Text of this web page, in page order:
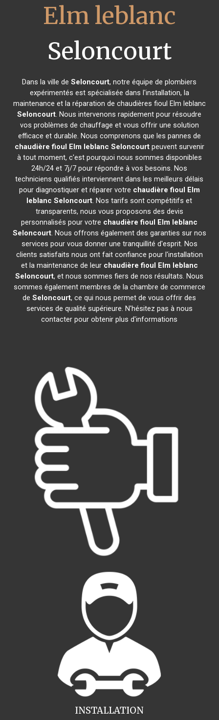
Elm leblanc
Seloncourt
Dans la ville deSeloncourt, notre équipe de plombiers
expérimentés est spécialisée dans l'installation, la
maintenance et la réparation de chaudières fioul Elm leblanc
Seloncourt. Nous intervenons rapidement pour résoudre
vos problèmes de chauffage et vous offrir une solution
efficace et durable. Nous comprenons que les pannes de
chaudière fioul Elm leblanc Seloncourtpeuvent survenir
à tout moment, c'est pourquoi nous sommes disponibles
24h/24 et 7j/7 pour répondre à vos besoins. Nos
techniciens qualifiés interviennent dans les meilleurs délais
pour diagnostiquer et réparer votre chaudière fioul Elm
leblanc Seloncourt. Nos tarifs sont compétitifs et
transparents, nous vous proposons des devis
personnalisés pour votre chaudière fioul Elm leblanc
Seloncourt. Nous offrons également des garanties sur nos
services pour vous donner une tranquillité d'esprit. Nos
clients satisfaits nous ont fait confiance pour l'installation
et la maintenance de leur chaudière fioul Elm leblanc
Seloncourt, et nous sommes fiers de nos résultats. Nous
sommes également membres de la chambre de commerce
deSeloncourt, ce qui nous permet de vous offrir des
services de qualité supérieure. N'hésitez pas à nous
contacter pour obtenir plus d'informations
INSTALLATION